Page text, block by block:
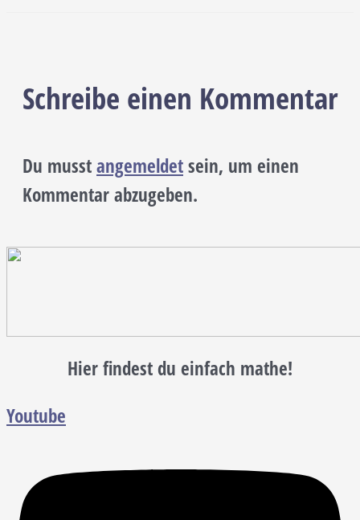
Schreibe einen Kommentar
Du musstangemeldetsein, um einen
Kommentar abzugeben.
Hier findest du einfach mathe!
Youtube